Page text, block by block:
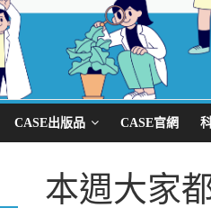
CASE出版品 CASE官網
本週大家